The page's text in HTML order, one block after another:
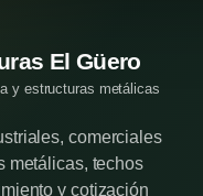
El Güero
y estructuras metálicas
comerciales
metálicas, techos
y cotización